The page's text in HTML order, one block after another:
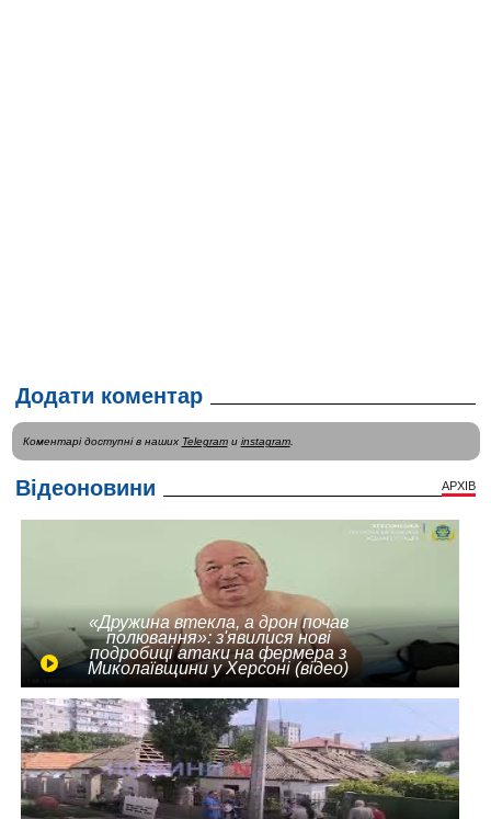
Додати коментар
Коментарі доступні в наших Telegramи instagram.
Відеоновини АРХІВ
«Дружина втекла, а дрон почав
полювання»: з'явилися нові
подробиці атаки на фермера з
Миколаївщини у Херсоні (відео)